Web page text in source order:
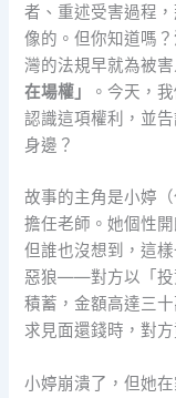
者、重述受害過程
像的。但你知道嗎？
灣的法規早就為被
在場權」
。今天，
認識這項權利，並
身邊？
故事的主角是小婷
擔任老師。她個性
但誰也沒想到，這
惡狼——對方以「投
積蓄，金額高達三
求見面還錢時，對
小婷崩潰了，但她